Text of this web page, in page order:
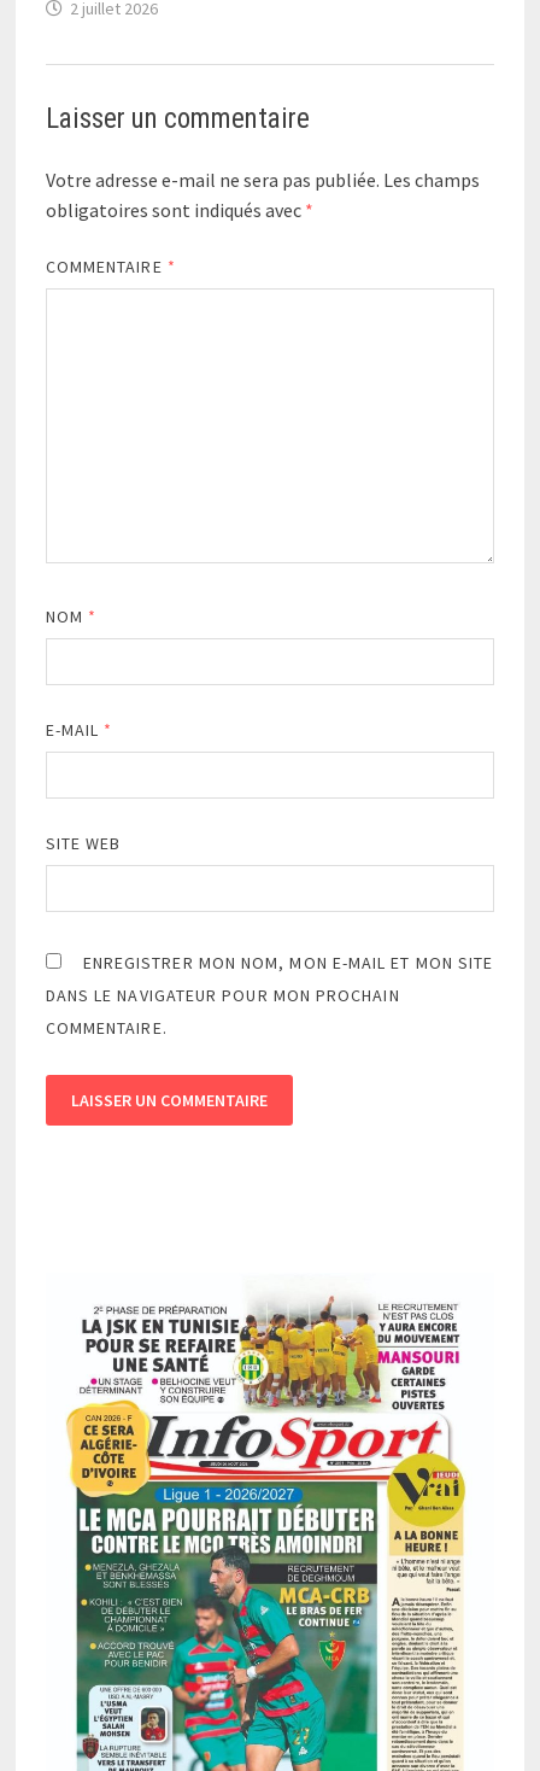
2 juillet 2026
Laisser un commentaire
Votre adresse e-mail ne sera pas publiée. Les champs
obligatoires sont indiqués avec *
COMMENTAIRE *
NOM *
E-MAIL *
SITE WEB
ENREGISTRER MON NOM, MON E-MAIL ET MON SITE
DANS LE NAVIGATEUR POUR MON PROCHAIN
COMMENTAIRE.